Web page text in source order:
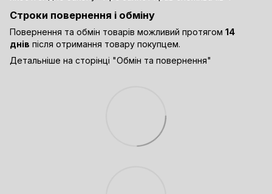
Строки повернення і обміну
Повернення та обмін товарів можливий протягом 14
днів після отримання товару покупцем.
Детальніше на сторінці "Обмін та повернення"